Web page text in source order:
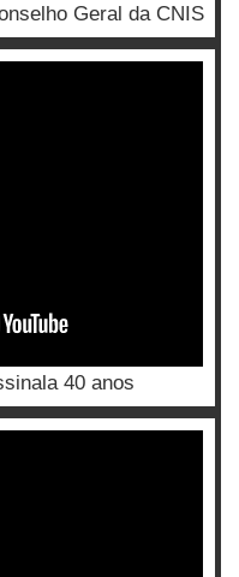
Geral da CNIS
40 anos